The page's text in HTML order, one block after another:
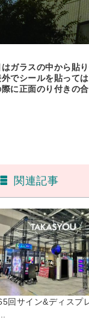
ガラスの中から貼
でシールを貼って
際に正面のり付きの
関連記事
回サイン&ディスプ